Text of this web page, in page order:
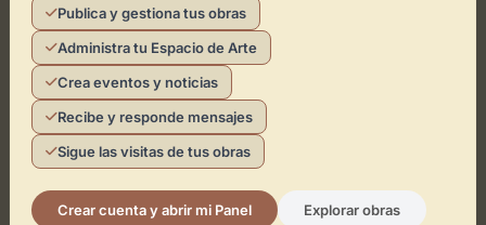
Museo
Sala de Historia Local de El Ejido
Arqueología Arte antiguo +3
Publica y gestiona tus obras
Administra tu Espacio de Arte
Crea eventos y noticias
Recibe y responde mensajes
Sigue las visitas de tus obras
Crear cuenta y abrir mi Panel Explorar obras